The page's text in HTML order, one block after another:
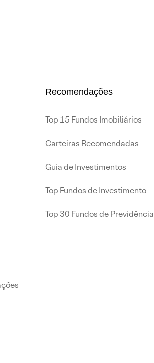
Recomendações
Top 15 Fundos Imobiliários
Carteiras Recomendadas
Guia de Investimentos
Top Fundos de Investimento
Top 30 Fundos de Previdência